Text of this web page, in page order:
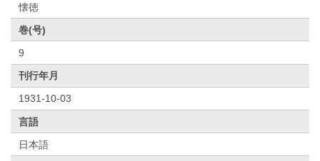
懐徳
巻(号)
9
刊行年月
1931-10-03
言語
日本語